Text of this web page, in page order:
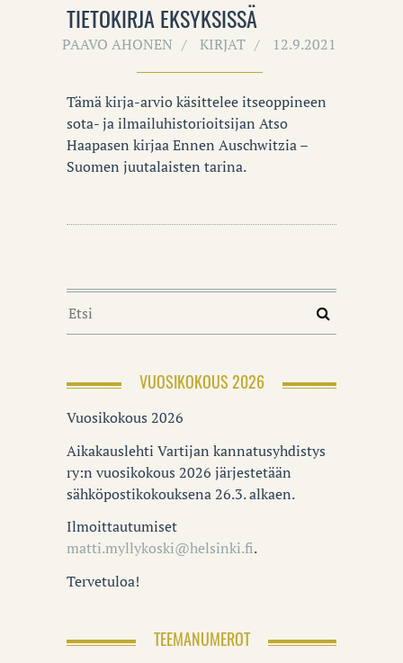
TIETOKIRJA EKSYKSISSÄ
PAAVO AHONEN KIRJAT 12.9.2021
Tämä kirja-arvio käsittelee itseoppineen
sota- ja ilmailuhistorioitsijan Atso
Haapasen kirjaa Ennen Auschwitzia –
Suomen juutalaisten tarina.
VUOSIKOKOUS 2026
Vuosikokous 2026
Aikakauslehti Vartijan kannatusyhdistys
ry:n vuosikokous 2026 järjestetään
sähköpostikokouksena 26.3. alkaen.
Ilmoittautumiset
matti.myllykoski@helsinki.fi.
Tervetuloa!
TEEMANUMEROT